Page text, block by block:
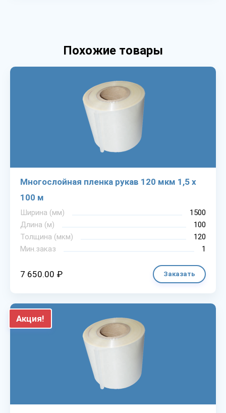
Похожие товары
Многослойная пленка рукав 120 мкм 1,5 х
100 м
Ширина (мм)
1500
Длина (м)
100
Толщина (мкм)
120
Мин.заказ
1
7 650.00 ₽ Заказать
Акция!